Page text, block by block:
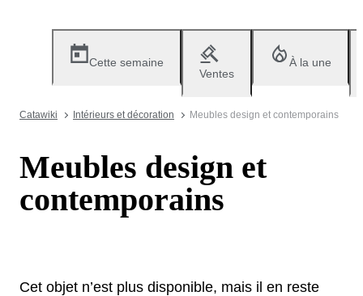
Cette semaine
Ventes
À la une
Catawiki Intérieurs et décoration Meubles design et contemporains
Meubles design et
contemporains
Cet objet n’est plus disponible, mais il en reste